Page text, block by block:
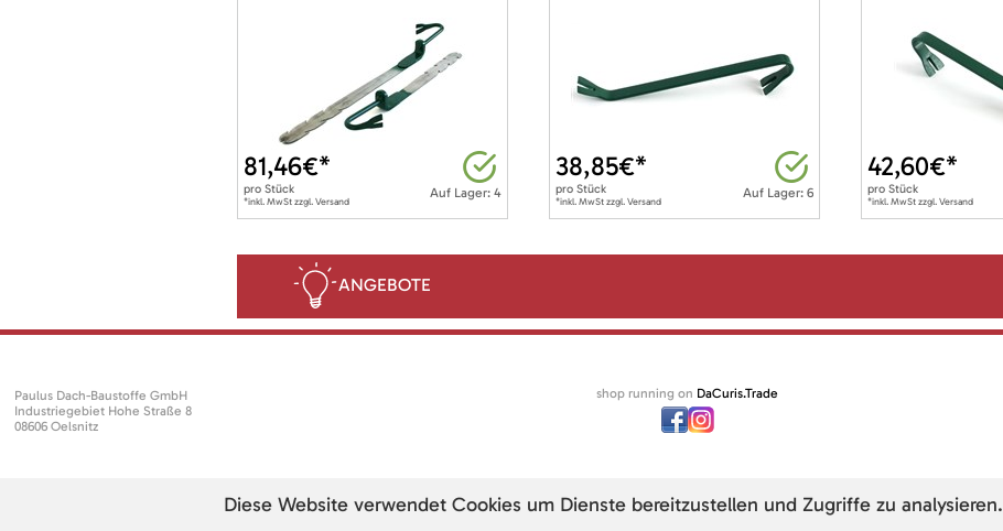
Auf Lager: 4
81,46€*
pro Stück
*inkl. MwSt zzgl. Versand
Auf Lager: 6
38,85€*
pro Stück
*inkl. MwSt zzgl. Versand
42,60€*
pro Stück
*inkl. MwSt zzgl. Versand
ANGEBOTE
Paulus Dach-Baustoffe GmbH
Industriegebiet Hohe Straße 8
08606 Oelsnitz
shop running on DaCuris.Trade
Diese Website verwendet Cookies um Dienste bereitzustellen und Zugriffe zu analysieren.